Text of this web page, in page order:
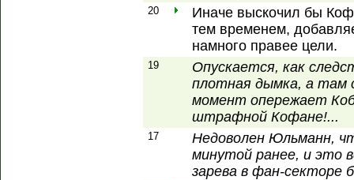
20
Иначе выскочил бы
тем временем,
намного правее цели.
19
Опускается, как
плотная дымка, а там
момент опережает
штрафной Кофане!...
17
Недоволен Юльманн,
минутой ранее, и это
зарева в фан-секторе